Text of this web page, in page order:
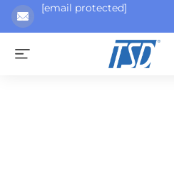
[email protected]